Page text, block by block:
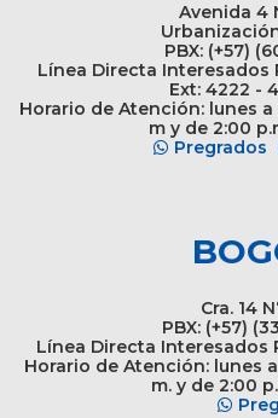
Avenida 4
PBX: (+57)
Línea Directa Interesados
Ext: 4222 -
Horario de Atención: lunes a
m y de 2:00
Pregrados
Cra. 14
PBX: (+57)
Línea Directa Interesados
Horario de Atención: lunes
m. y de 2:00